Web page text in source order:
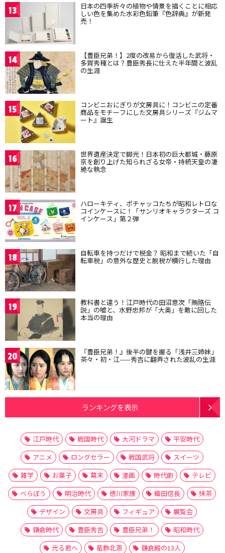
13 日本の四季折々の植物や情景を描くことに相応
しい色を集めた水彩色鉛筆『色辞典』が新発
売！
14 【豊臣兄弟！】2度の改易から復活した武将・
多賀秀種とは？豊臣秀長に仕えた半年間と波乱
の生涯
15 コンビニおにぎりが文房具に！コンビニの定番
商品をモチーフにした文房具シリーズ『ジムマ
ート』誕生
16 世界遺産決定で脚光！日本初の巨大都城・藤原
京を創り上げた知られざる女帝・持統天皇の凄
絶な執念
17 ハローキティ、ポチャッコたちが昭和レトロな
コインケースに！「サンリオキャラクターズ コ
インケース」第２弾
18 自転車を持つだけで税金？ 昭和まで続いた「自
転車税」の意外な歴史と脱税が横行した理由
19 教科書と違う！江戸時代の田沼意次「賄賂伝
説」の嘘と、水野忠邦が「大奥」を敵に回した
本当の理由
20 『豊臣兄弟！』後半の鍵を握る「浅井三姉妹」
茶々・初・江——秀吉に翻弄された波乱の生涯
ランキングを表示
江戸時代 戦国時代 大河ドラマ
平安時代
アニメ
ロングセラー 戦国武将
スイーツ
雑学
お菓子 幕末 漫画 時代劇
テレビ
べらぼう
明治時代 徳川家康 織田信長
抹茶
デザイン
文房具 フィギュア
展覧会
鎌倉時代
豊臣秀吉 豊臣兄弟！
昭和時代
光る君へ
葛飾北斎 鎌倉殿の13人